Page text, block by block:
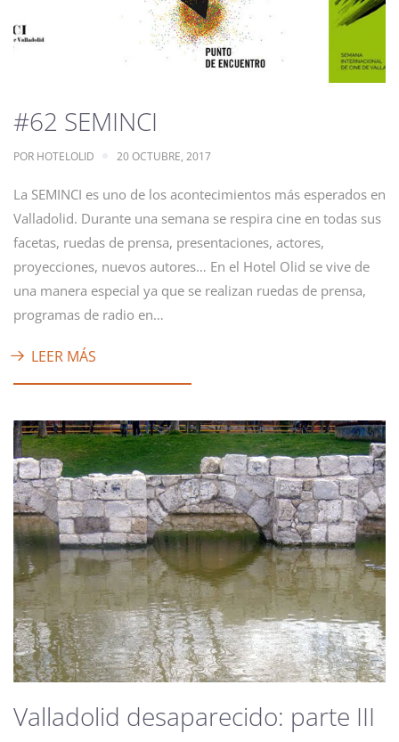
#62 SEMINCI
POR HOTELOLID 20 OCTUBRE, 2017
La SEMINCI es uno de los acontecimientos más esperados en
Valladolid. Durante una semana se respira cine en todas sus
facetas, ruedas de prensa, presentaciones, actores,
proyecciones, nuevos autores… En el Hotel Olid se vive de
una manera especial ya que se realizan ruedas de prensa,
programas de radio en…
LEER MÁS
Valladolid desaparecido: parte III